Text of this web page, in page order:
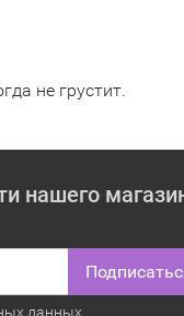
не грустит.
нашего
данных